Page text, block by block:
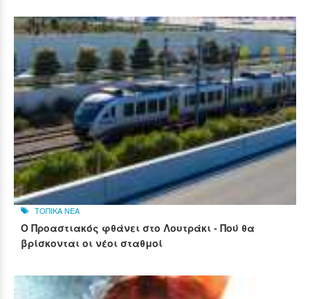
ΤΟΠΙΚΑ ΝΕΑ
Ο Προαστιακός φθάνει στο Λουτράκι - Πού θα
βρίσκονται οι νέοι σταθμοί